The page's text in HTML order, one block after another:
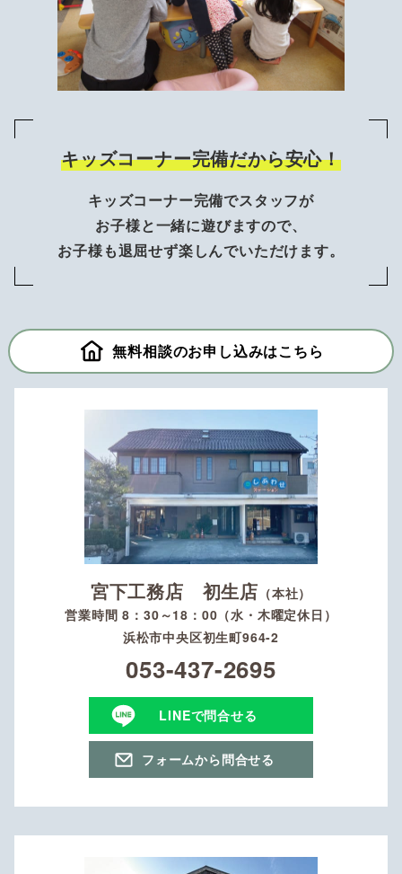
キッズコーナー完備だから安心！
キッズコーナー完備でスタッフが
お子様と一緒に遊びますので、
お子様も退屈せず楽しんでいただけます。
無料相談のお申し込みはこちら
宮下工務店 初生店 （本社）
営業時間 8：30～18：00（水・木曜定休日）
浜松市中央区初生町964-2
053-437-2695
LINEで問合せる
フォームから問合せる